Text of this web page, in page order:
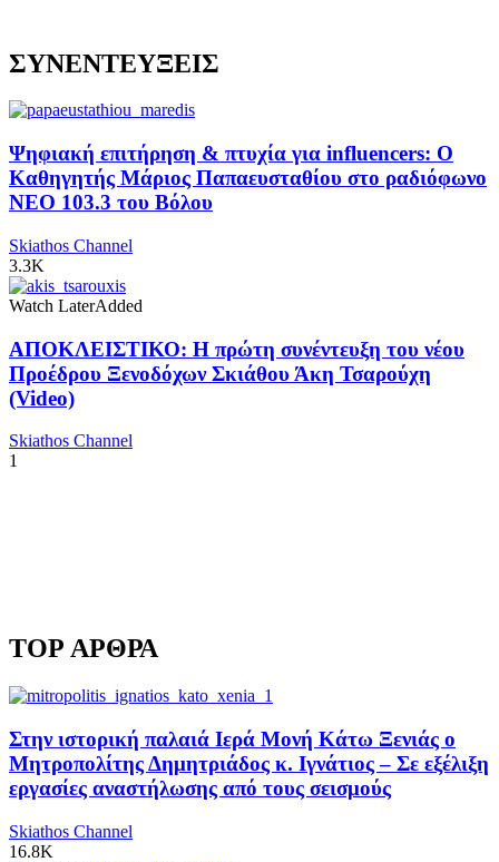
ΣΥΝΕΝΤΕΥΞΕΙΣ
Ψηφιακή επιτήρηση & πτυχία για influencers: Ο
Καθηγητής Μάριος Παπαευσταθίου στο ραδιόφωνο
NEO 103.3 του Βόλου
Skiathos Channel
3.3K
Watch LaterAdded
ΑΠΟΚΛΕΙΣΤΙΚΟ: Η πρώτη συνέντευξη του νέου
Προέδρου Ξενοδόχων Σκιάθου Άκη Τσαρούχη
(Video)
Skiathos Channel
1
TOP ΑΡΘΡΑ
Στην ιστορική παλαιά Ιερά Μονή Κάτω Ξενιάς ο
Μητροπολίτης Δημητριάδος κ. Ιγνάτιος – Σε εξέλιξη
εργασίες αναστήλωσης από τους σεισμούς
Skiathos Channel
16.8K